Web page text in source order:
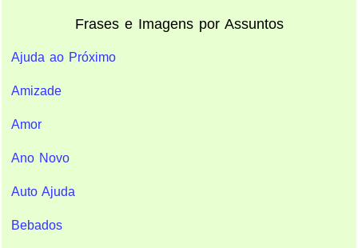
Frases e Imagens por Assuntos
Ajuda ao Próximo
Amizade
Amor
Ano Novo
Auto Ajuda
Bebados